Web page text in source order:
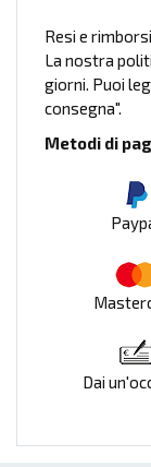
Resi e rimborsi
La nostra
giorni. Puoi
consegna".
Metodi di
Dai